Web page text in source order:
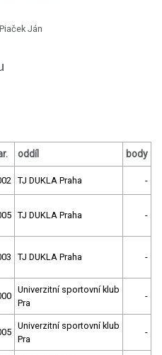
Ján
oddíl body
TJ DUKLA Praha -
TJ DUKLA Praha -
TJ DUKLA Praha -
Univerzitní sportovní klub
Pra
-
Univerzitní sportovní klub
Pra
-